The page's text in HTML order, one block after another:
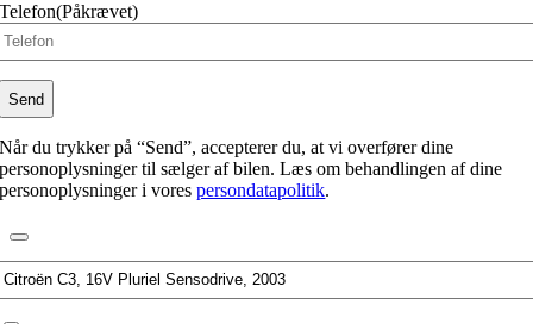
Telefon(Påkrævet)
Når du trykker på “Send”, accepterer du, at vi overfører dine
personoplysninger til sælger af bilen. Læs om behandlingen af dine
personoplysninger i vorespersondatapolitik.